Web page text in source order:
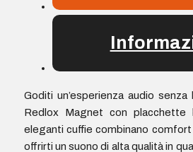
Magneti
assortiti
e
Bianco
quantità
Goditi un’esperienza audio
Redlox Magnet con placchette
eleganti cuffie combinano
offrirti un suono di alta qualità in